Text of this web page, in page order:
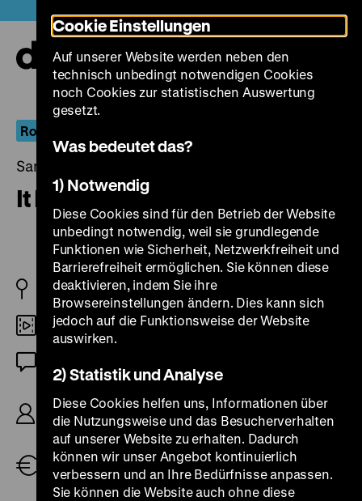
zum
Seiteninhalt
springen
Roads not Taken
Samstag, 14. Januar 2023, 18.00 Uhr
It Happened Here
1964 GB
35mm
R/B: Kevin Brownlow, Andrew Mollo, K: Peter
Schuchitzky, Kevin Brownlow, D: Pauline Murray,
Sebastian Shaw, Bart Allison, 101’
Tickets
Cookie Einstellungen
Auf unserer Website werden neben den
technisch unbedingt notwendigen Cookies
noch Cookies zur statistischen Auswertung
gesetzt.
Was bedeutet das?
1) Notwendig
Diese Cookies sind für den Betrieb der Website
unbedingt notwendig, weil sie grundlegende
Funktionen wie Sicherheit, Netzwerkfreiheit und
Barrierefreiheit ermöglichen. Sie können diese
deaktivieren, indem Sie ihre
Browsereinstellungen ändern. Dies kann sich
jedoch auf die Funktionsweise der Website
auswirken.
2) Statistik und Analyse
Diese Cookies helfen uns, Informationen über
die Nutzungsweise und das Besucherverhalten
auf unserer Website zu erhalten. Dadurch
können wir unser Angebot kontinuierlich
verbessern und an Ihre Bedürfnisse anpassen.
Sie können die Website auch ohne diese